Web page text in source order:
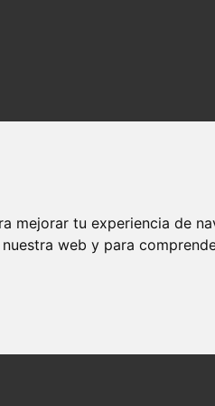
mejorar tu experiencia de
web y para